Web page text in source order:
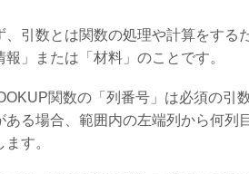
、引数とは関数の処理や計算をする
報」または「材料」のことです。
関数の「列番号」は必須の引
ある場合、範囲内の左端列から何列
ます。